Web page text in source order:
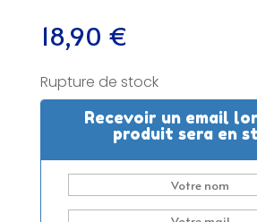
18,90 €
Rupture de stock
Recevoir un email
produit sera en